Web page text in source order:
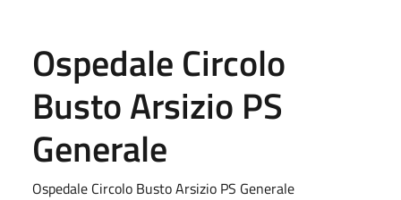
Ospedale Circolo
Busto Arsizio PS
Generale
Ospedale Circolo Busto Arsizio PS Generale